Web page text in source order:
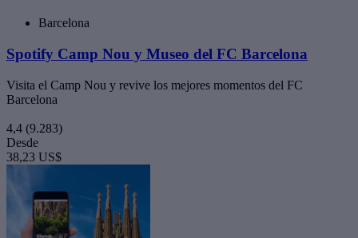
Barcelona
Spotify Camp Nou y Museo del FC Barcelona
Visita el Camp Nou y revive los mejores momentos del FC
Barcelona
4,4 (9.283)
Desde
38,23 US$